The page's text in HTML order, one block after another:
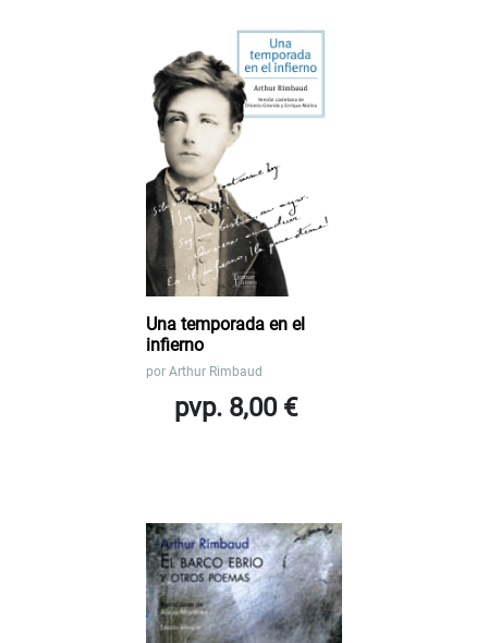
Una temporada en el
infierno
por Arthur Rimbaud
pvp. 8,00 €